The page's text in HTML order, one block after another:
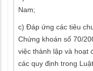
Nam;
c) Đáp ứng các tiêu
Chứng khoán số 70/
việc thành lập và hoạt
các quy định trong